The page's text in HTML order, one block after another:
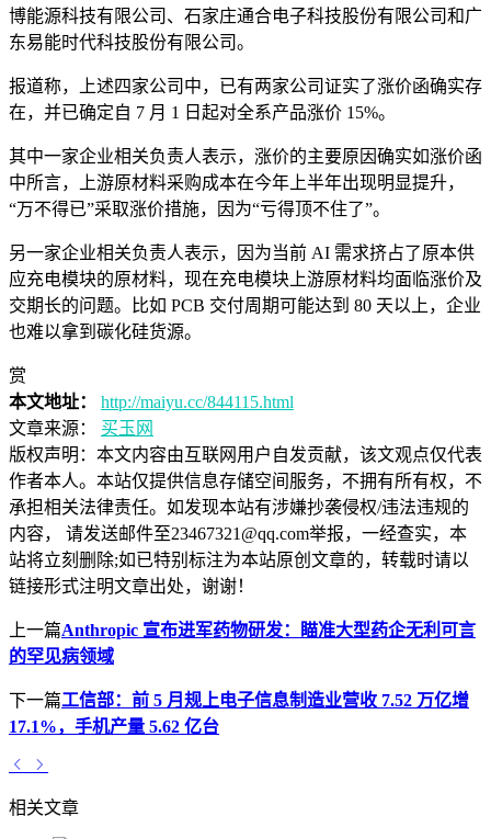
博能源科技有限公司、石家庄通合电子科技股份有限公司和广
东易能时代科技股份有限公司。
报道称，上述四家公司中，已有两家公司证实了涨价函确实存
在，并已确定自 7 月 1 日起对全系产品涨价 15%。
其中一家企业相关负责人表示，涨价的主要原因确实如涨价函
中所言，上游原材料采购成本在今年上半年出现明显提升，
“万不得已”采取涨价措施，因为“亏得顶不住了”。
另一家企业相关负责人表示，因为当前 AI 需求挤占了原本供
应充电模块的原材料，现在充电模块上游原材料均面临涨价及
交期长的问题。比如 PCB 交付周期可能达到 80 天以上，企业
也难以拿到碳化硅货源。
赏
本文地址：
http://maiyu.cc/844115.html
文章来源：
买玉网
版权声明： 本文内容由互联网用户自发贡献，该文观点仅代表
作者本人。本站仅提供信息存储空间服务，不拥有所有权，不
承担相关法律责任。如发现本站有涉嫌抄袭侵权/违法违规的
内容， 请发送邮件至23467321@qq.com举报，一经查实，本
站将立刻删除;如已特别标注为本站原创文章的，转载时请以
链接形式注明文章出处，谢谢！
上一篇Anthropic 宣布进军药物研发：瞄准大型药企无利可言
的罕见病领域
下一篇工信部：前 5 月规上电子信息制造业营收 7.52 万亿增
17.1%，手机产量 5.62 亿台
相关文章